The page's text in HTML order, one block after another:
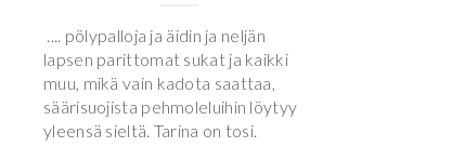
.... pölypalloja ja äidin ja neljän
lapsen parittomat sukat ja kaikki
muu, mikä vain kadota saattaa,
säärisuojista pehmoleluihin löytyy
yleensä sieltä. Tarina on tosi.